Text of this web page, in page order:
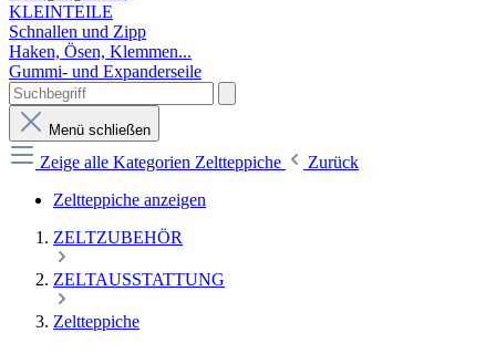
KLEINTEILE
Schnallen und Zipp
Haken, Ösen, Klemmen...
Gummi- und Expanderseile
Menü schließen
Zeige alle Kategorien Zeltteppiche
Zurück
Zeltteppiche anzeigen
ZELTZUBEHÖR
ZELTAUSSTATTUNG
Zeltteppiche